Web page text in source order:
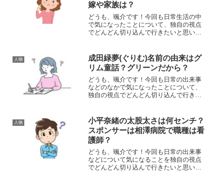
嫁や家族は？
どうも、颯介です！今回も日常生活の中
で気になったことについて、独自の視点
でどんどん切り込んで行きたいと思いま
男子卓球の選手で、協和発酵キリン卓球
部所属の上田仁選手について...
人物
成田緑夢(ぐりむ)名前の由来はグ
リム童話？グリーンだから？
どうも、颯介です！今回も日常の出来事
などのなかで気になったことについて、
独自の視点でどんどん切り込んで行きた
平昌パラリンピックのスノーボード競技
で銅メダルを獲得した成田...
人物
小平奈緒の太股太さは何センチ？
スポンサーは相澤病院で職種は看
護師？
どうも、颯介です！今回も日常の出来事
などについて気になることを独自の視点
でどんどん切り込んで行きたいと思いま